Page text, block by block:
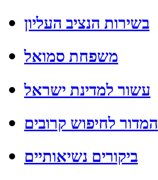
בשירות הנציב העליון
משפחת סמואל
עשור למדינת ישראל
המדור לחיפוש קרובים
ביקורים נשיאותיים